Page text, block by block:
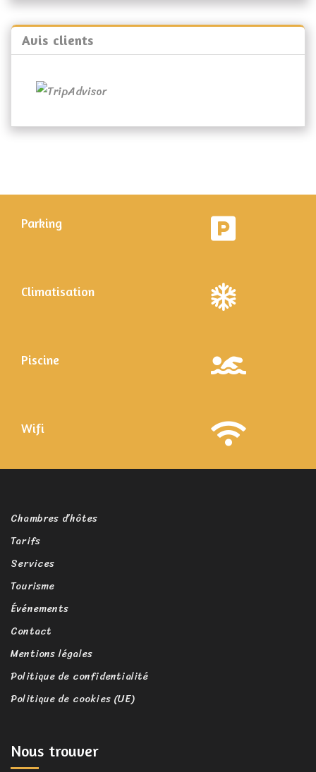
Avis clients
Parking
Climatisation
Piscine
Wifi
Chambres d’hôtes
Tarifs
Services
Tourisme
Événements
Contact
Mentions légales
Politique de confidentialité
Politique de cookies (UE)
Nous trouver